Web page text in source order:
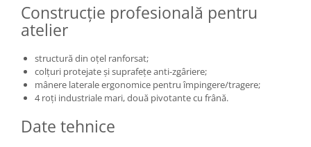
Construcție profesională pentru
atelier
structură din oțel ranforsat;
colțuri protejate și suprafețe anti-zgâriere;
mânere laterale ergonomice pentru împingere/tragere;
4 roți industriale mari, două pivotante cu frână.
Date tehnice